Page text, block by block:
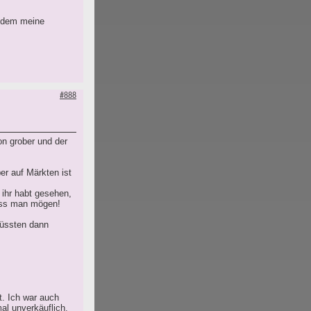
meine
#888
grober und der
auf Märkten ist
habt gesehen,
man mögen!
dann
Ich war auch
unverkäuflich.